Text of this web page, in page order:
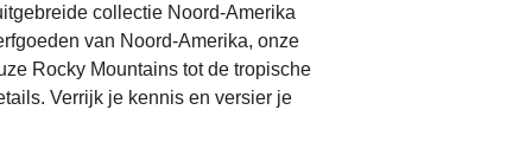
collectie Noord-Amerika
van Noord-Amerika, onze
Rocky Mountains tot de tropische
Verrijk je kennis en versier je